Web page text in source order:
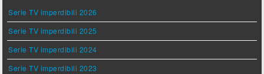
Serie TV imperdibili 2026
Serie TV imperdibili 2025
Serie TV imperdibili 2024
Serie TV imperdibili 2023